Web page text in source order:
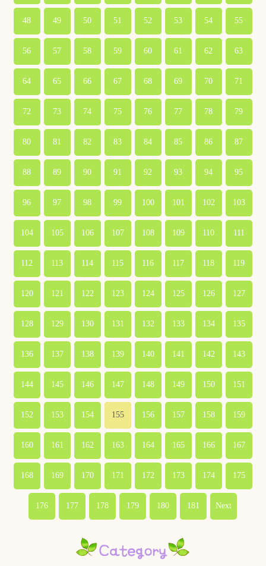
48 49 50 51 52 53 54 55
56 57 58 59 60 61 62 63
64 65 66 67 68 69 70 71
72 73 74 75 76 77 78 79
80 81 82 83 84 85 86 87
88 89 90 91 92 93 94 95
96 97 98 99 100 101 102 103
104 105 106 107 108 109 110 111
112 113 114 115 116 117 118 119
120 121 122 123 124 125 126 127
128 129 130 131 132 133 134 135
136 137 138 139 140 141 142 143
144 145 146 147 148 149 150 151
152 153 154 155 156 157 158 159
160 161 162 163 164 165 166 167
168 169 170 171 172 173 174 175
176 177 178 179 180 181 Next